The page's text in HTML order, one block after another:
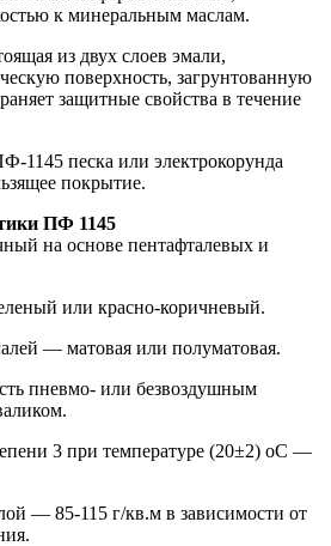
к минеральным маслам.
из двух слоев эмали,
поверхность, загрунтованную
защитные свойства в течение
1145 песка или электрокорунда
покрытие.
ПФ 1145
на основе пентафталевых и
или красно-коричневый.
— матовая или полуматовая.
пневмо- или безвоздушным
3 при температуре (20±2) оС —
— 85-115 г/кв.м в зависимости от